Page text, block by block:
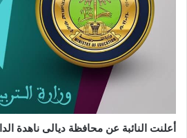
أعلنت النائبة عن محافظة ديالى ناهدة